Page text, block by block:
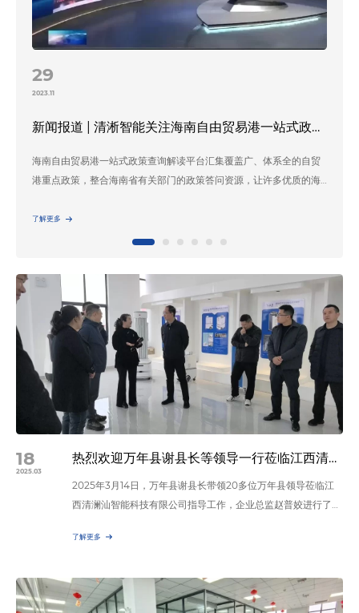
21
2022.11
快讯｜上海清淅智能科技向重庆巫山博爱健康e站捐赠全自动空气消毒机，助力抗疫！
重庆巫山，作为红十字博爱健康e站的援建点，在10月也迎接了疫情的
考验。上海清淅智能科技有限公司（清乐子公司）捐赠4台全自动空气
助下，这些消毒机被送往了巫山县中医院、巫山县妇幼保健院、巫山
县福田镇卫生院、巫山县巫峡镇卫生院，大大减轻了医院的消毒压
心，回馈社会，清淅作为一家专业的…
了解更多
18
2025.03
热烈欢迎万年县谢县长等领导一行莅临江西清澜汕参观指导！
2025年3月14日，万年县谢县长带领20多位万年县领导莅临江
西清澜汕智能科技有限公司指导工作，企业总监赵普姣进行了热
西清澜汕的展厅，详细介绍了公司的知识产权、企业文化、产品
括经营业绩、市场拓展、技术创新、社会责任等方面的成果，并
提出了未来发展规划及面临的挑战。 谢县长强调，企业要持续
了解更多